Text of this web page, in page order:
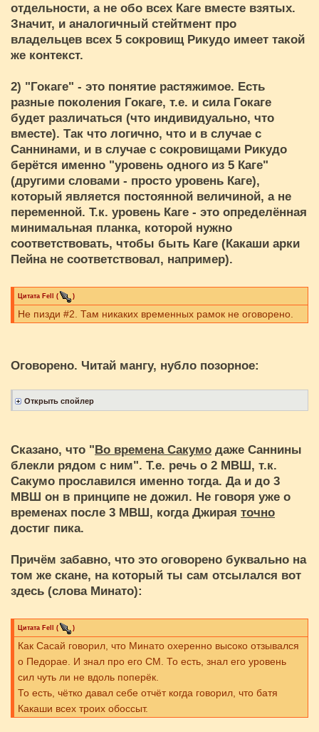
отдельности, а не обо всех Каге вместе взятых.
Значит, и аналогичный стейтмент про
владельцев всех 5 сокровищ Рикудо имеет такой
же контекст.
2) "Гокаге" - это понятие растяжимое. Есть
разные поколения Гокаге, т.е. и сила Гокаге
будет различаться (что индивидуально, что
вместе). Так что логично, что и в случае с
Саннинами, и в случае с сокровищами Рикудо
берётся именно "уровень одного из 5 Каге"
(другими словами - просто уровень Каге),
который является постоянной величиной, а не
переменной. Т.к. уровень Каге - это определённая
минимальная планка, которой нужно
соответствовать, чтобы быть Каге (Какаши арки
Пейна не соответствовал, например).
Цитата Fell ( )
Не пизди #2. Там никаких временных рамок не оговорено.
Оговорено. Читай мангу, нубло позорное:
Сказано, что "Во времена Сакумо даже Саннины
блекли рядом с ним". Т.е. речь о 2 МВШ, т.к.
Сакумо прославился именно тогда. Да и до 3
МВШ он в принципе не дожил. Не говоря уже о
временах после 3 МВШ, когда Джирая точно
достиг пика.
Причём забавно, что это оговорено буквально на
том же скане, на который ты сам отсылался вот
здесь (слова Минато):
Цитата Fell ( )
Как Сасай говорил, что Минато охеренно высоко отзывался
о Педорае. И знал про его СМ. То есть, знал его уровень
сил чуть ли не вдоль поперёк.
То есть, чётко давал себе отчёт когда говорил, что батя
Какаши всех троих обоссыт.